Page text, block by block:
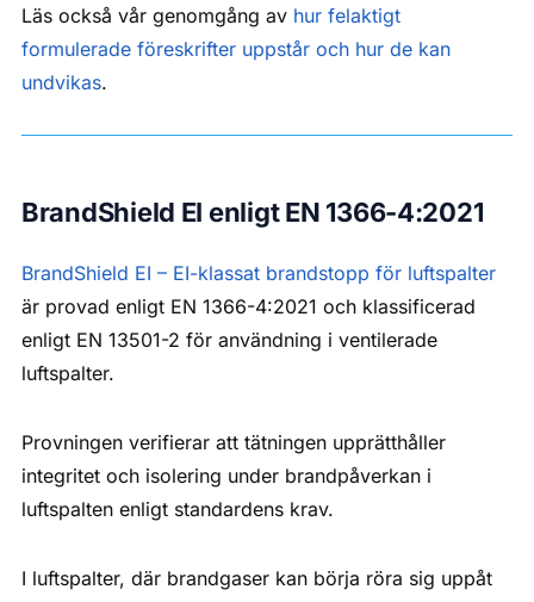
Läs också vår genomgång av hur felaktigt
formulerade föreskrifter uppstår och hur de kan
undvikas.
BrandShield EI enligt EN 1366-4:2021
BrandShield EI – EI-klassat brandstopp för luftspalter
är provad enligt EN 1366-4:2021 och klassificerad
enligt EN 13501-2 för användning i ventilerade
luftspalter.
Provningen verifierar att tätningen upprätthåller
integritet och isolering under brandpåverkan i
luftspalten enligt standardens krav.
I luftspalter, där brandgaser kan börja röra sig uppåt